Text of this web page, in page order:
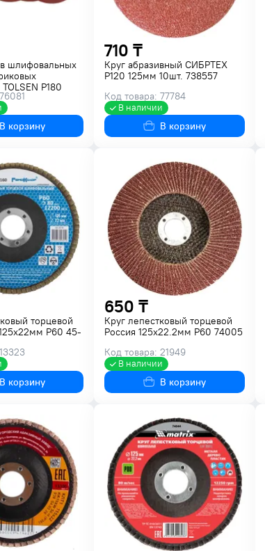
шлифовальных
P180
В корзину
710 ₸
Круг абразивный СИБРТЕХ
P120 125мм 10шт. 738557
Код товара: 77784
В наличии
В корзину
торцевой
P60 45-
В корзину
650 ₸
Круг лепестковый торцевой
Россия 125х22.2мм Р60 74005
Код товара: 21949
В наличии
В корзину